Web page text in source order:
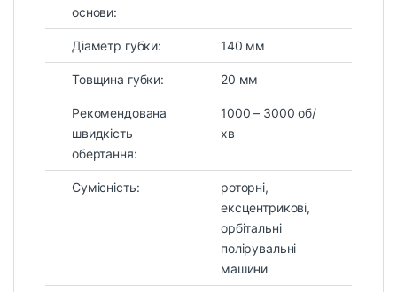
основи:
Діаметр губки: 140 мм
Товщина губки: 20 мм
Рекомендована
швидкість
обертання:
1000 – 3000 об/
хв
Сумісність:
роторні,
ексцентрикові,
орбітальні
полірувальні
машини